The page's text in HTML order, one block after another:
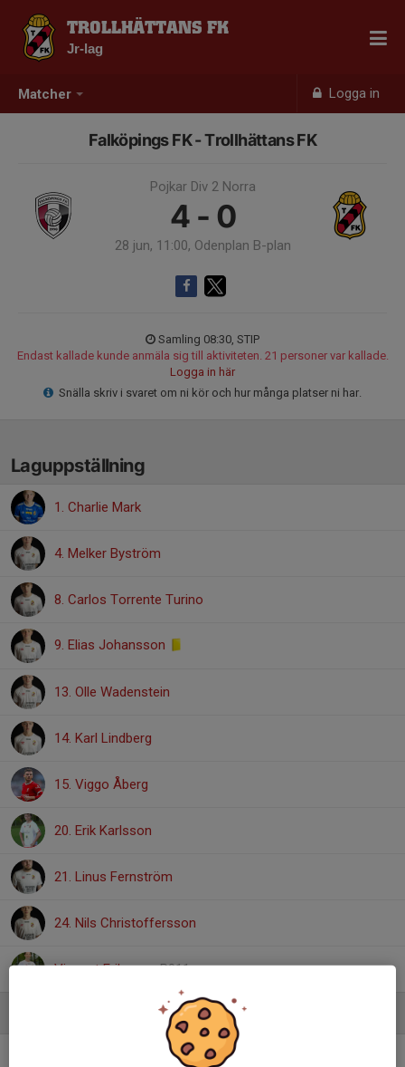
Matcher Logga in
TROLLHÄTTANS FK
Jr-lag
Falköpings FK - Trollhättans FK
Pojkar Div 2 Norra
4 - 0
28 jun, 11:00, Odenplan B-plan
Samling 08:30, STIP
Endast kallade kunde anmäla sig till aktiviteten. 21 personer var kallade.
Logga in här
Snälla skriv i svaret om ni kör och hur många platser ni har.
Laguppställning
1. Charlie Mark
4. Melker Byström
8. Carlos Torrente Turino
9. Elias Johansson
13. Olle Wadenstein
14. Karl Lindberg
15. Viggo Åberg
20. Erik Karlsson
21. Linus Fernström
24. Nils Christoffersson
Vincent Eriksson, P011
Assisterande och webb